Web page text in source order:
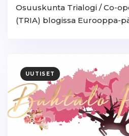
Osuuskunta Trialogi / Co-
(TRIA) blogissa Eurooppa-
UUTISET